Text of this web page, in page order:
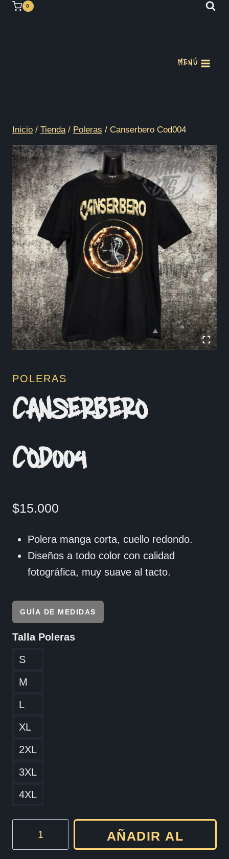
Saltar 0
MENÚ
Inicio / Tienda / Poleras / Canserbero Cod004
POLERAS
CANSERBERO
COD004
$15.000
Polera manga corta, cuello redondo.
Diseños a todo color con calidad
fotográfica, muy suave al tacto.
GUÍA DE MEDIDAS
Talla Poleras
S
M
L
XL
2XL
3XL
4XL
AÑADIR AL